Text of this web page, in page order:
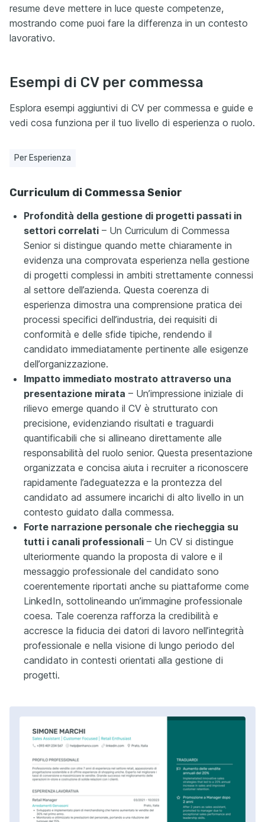
resume deve mettere in luce queste competenze,
mostrando come puoi fare la differenza in un contesto
lavorativo.
Esempi di CV per commessa
Esplora esempi aggiuntivi di CV per commessa e guide e
vedi cosa funziona per il tuo livello di esperienza o ruolo.
Per Esperienza
Curriculum di Commessa Senior
Profondità della gestione di progetti passati in
settori correlati – Un Curriculum di Commessa
Senior si distingue quando mette chiaramente in
evidenza una comprovata esperienza nella gestione
di progetti complessi in ambiti strettamente connessi
al settore dell’azienda. Questa coerenza di
esperienza dimostra una comprensione pratica dei
processi specifici dell’industria, dei requisiti di
conformità e delle sfide tipiche, rendendo il
candidato immediatamente pertinente alle esigenze
dell’organizzazione.
Impatto immediato mostrato attraverso una
presentazione mirata – Un’impressione iniziale di
rilievo emerge quando il CV è strutturato con
precisione, evidenziando risultati e traguardi
quantificabili che si allineano direttamente alle
responsabilità del ruolo senior. Questa presentazione
organizzata e concisa aiuta i recruiter a riconoscere
rapidamente l’adeguatezza e la prontezza del
candidato ad assumere incarichi di alto livello in un
contesto guidato dalla commessa.
Forte narrazione personale che riecheggia su
tutti i canali professionali – Un CV si distingue
ulteriormente quando la proposta di valore e il
messaggio professionale del candidato sono
coerentemente riportati anche su piattaforme come
LinkedIn, sottolineando un’immagine professionale
coesa. Tale coerenza rafforza la credibilità e
accresce la fiducia dei datori di lavoro nell’integrità
professionale e nella visione di lungo periodo del
candidato in contesti orientati alla gestione di
progetti.